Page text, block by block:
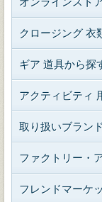
クロージング 衣
ギア 道具から探
アクティビティ
取り扱いブラン
ファクトリー・
フレンドマーケ